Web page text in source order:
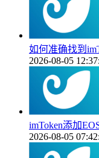
如何准确找到
2026-08-05
imToken添加
2026-08-05